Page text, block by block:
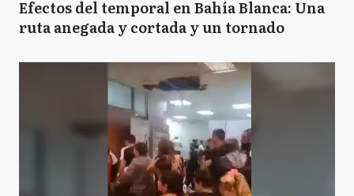
Efectos del temporal en Bahía Blanca: Una
ruta anegada y cortada y un tornado